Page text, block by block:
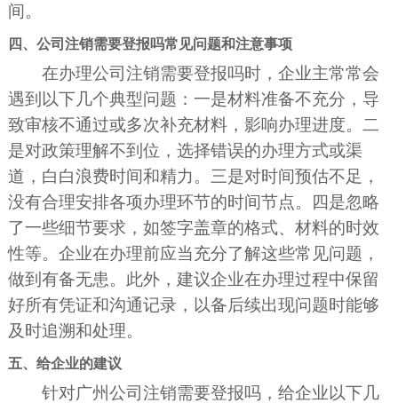
间。
四、公司注销需要登报吗常见问题和注意事项
在办理公司注销需要登报吗时，企业主常常会
遇到以下几个典型问题：一是材料准备不充分，导
致审核不通过或多次补充材料，影响办理进度。二
是对政策理解不到位，选择错误的办理方式或渠
道，白白浪费时间和精力。三是对时间预估不足，
没有合理安排各项办理环节的时间节点。四是忽略
了一些细节要求，如签字盖章的格式、材料的时效
性等。企业在办理前应当充分了解这些常见问题，
做到有备无患。此外，建议企业在办理过程中保留
好所有凭证和沟通记录，以备后续出现问题时能够
及时追溯和处理。
五、给企业的建议
针对广州公司注销需要登报吗，给企业以下几